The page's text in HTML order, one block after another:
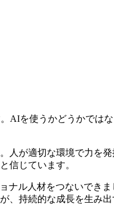
AIを使うかどうかでは
が適切な環境で力を
信じています。
ナル人材をつないでき
、持続的な成長を生み出